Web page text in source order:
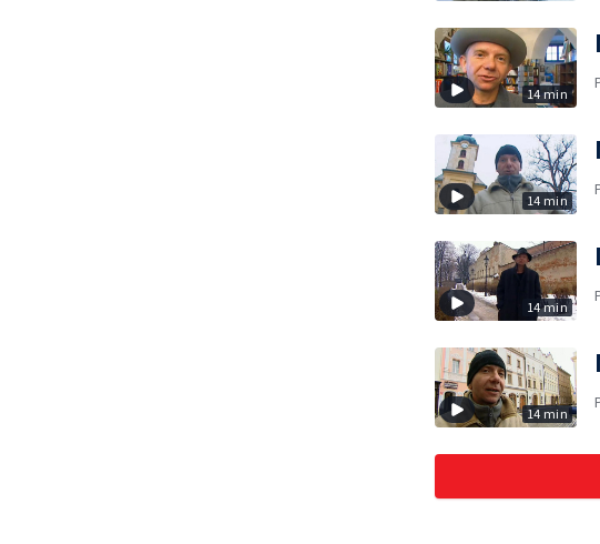
14 min
14 min
14 min
14 min